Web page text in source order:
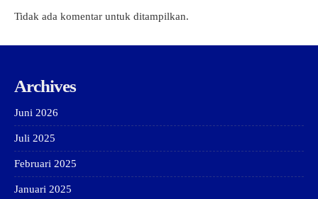
Tidak ada komentar untuk ditampilkan.
Archives
Juni 2026
Juli 2025
Februari 2025
Januari 2025